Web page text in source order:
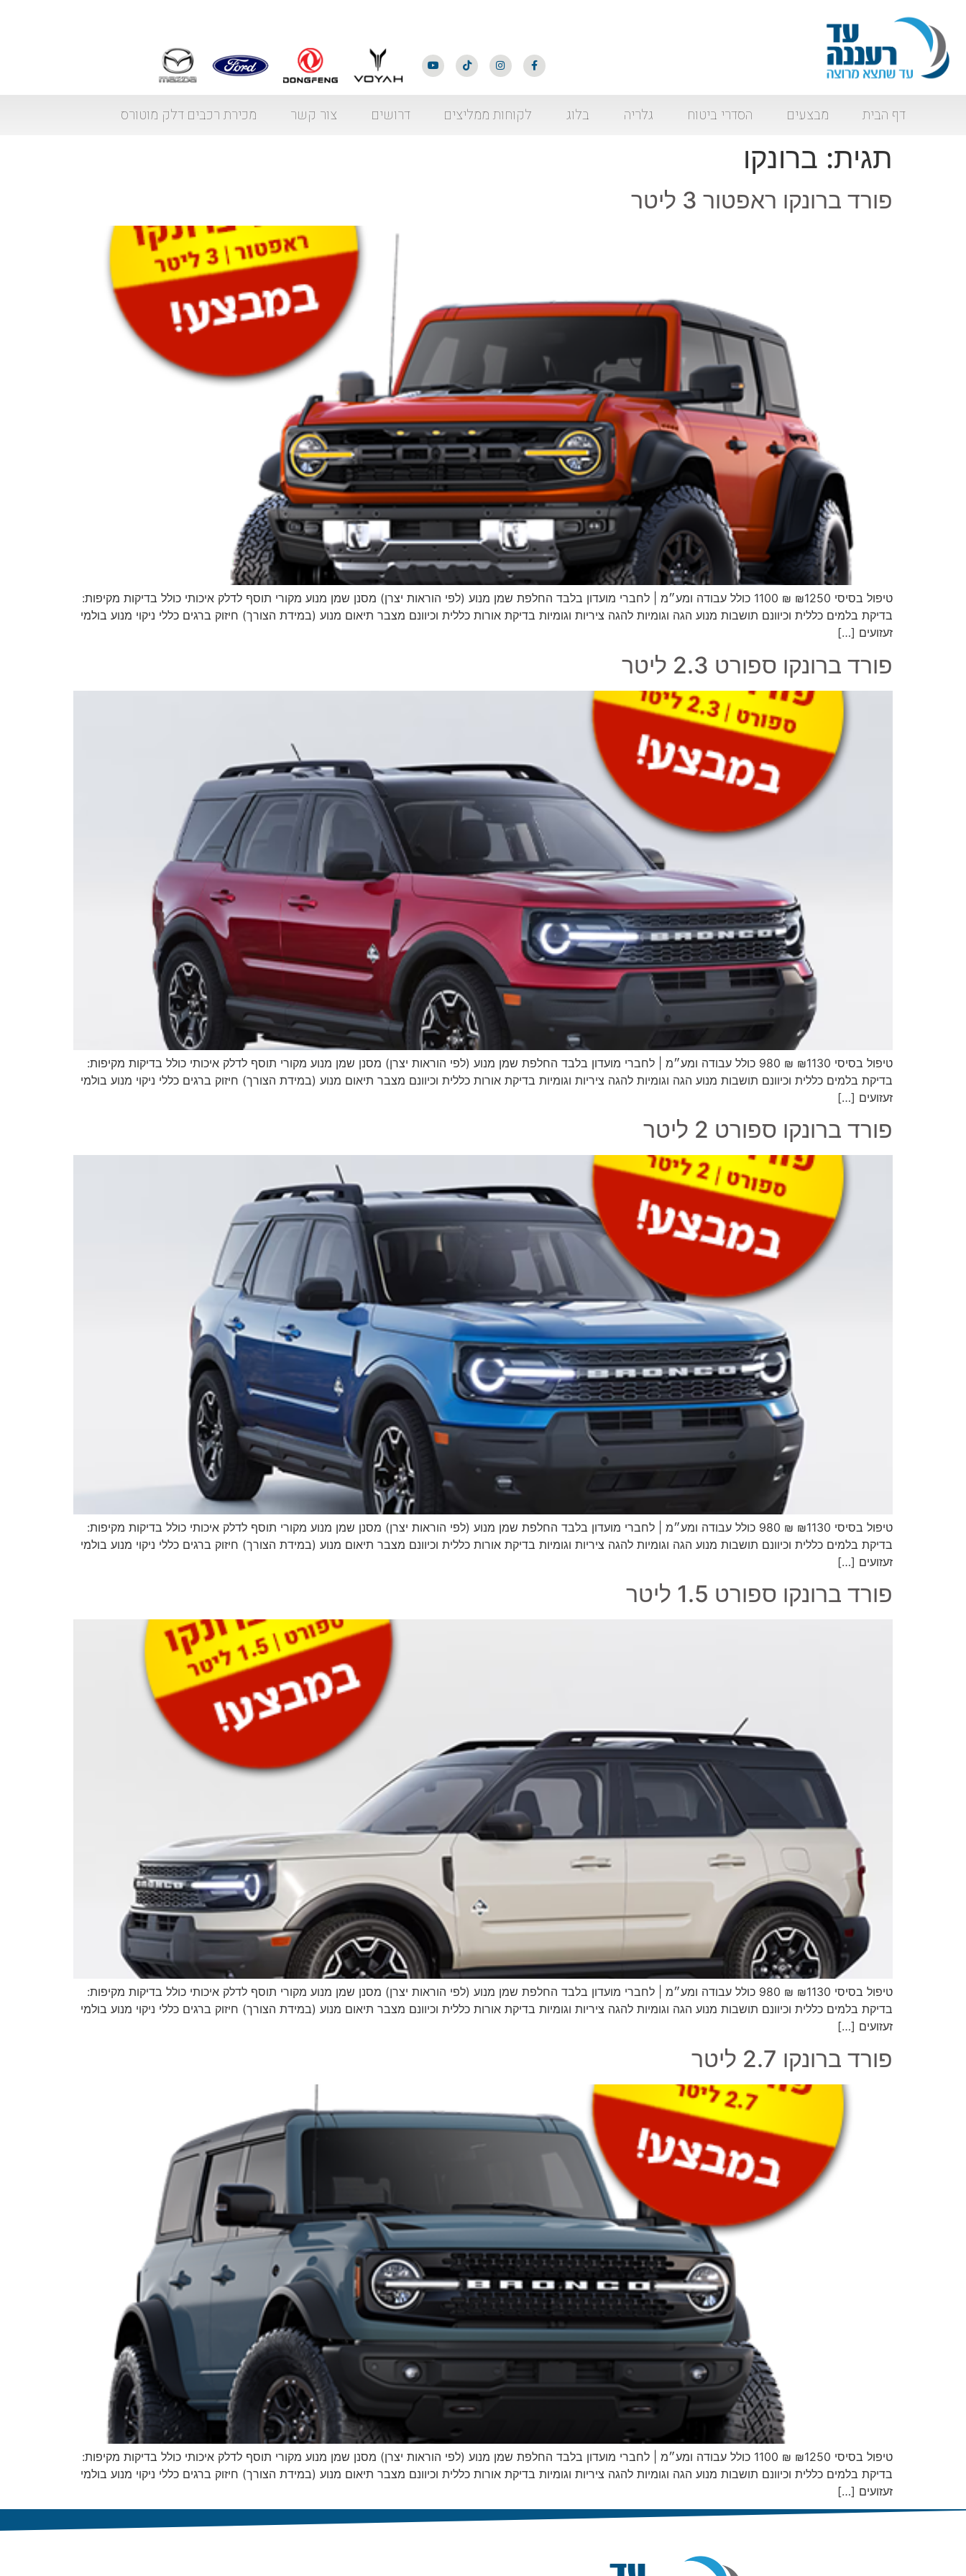
דף הבית מבצעים הסדרי ביטוח גלריה בלוג לקוחות ממליצים דרושים צור קשר מכירת רכבים דלק מוטורס
תגית: ברונקו
פורד ברונקו ראפטור 3 ליטר
טיפול בסיסי ₪1250 ₪ 1100 כולל עבודה ומע״מ | לחברי מועדון בלבד החלפת שמן מנוע (לפי הוראות יצרן) מסנן שמן מנוע מקורי תוסף לדלק איכותי כולל בדיקות מקיפות:
בדיקת בלמים כללית וכיוונם תושבות מנוע הגה וגומיות להגה ציריות וגומיות בדיקת אורות כללית וכיוונם מצבר תיאום מנוע (במידת הצורך) חיזוק ברגים כללי ניקוי מנוע בולמי
זעזועים […]
פורד ברונקו ספורט 2.3 ליטר
טיפול בסיסי ₪1130 ₪ 980 כולל עבודה ומע״מ | לחברי מועדון בלבד החלפת שמן מנוע (לפי הוראות יצרן) מסנן שמן מנוע מקורי תוסף לדלק איכותי כולל בדיקות מקיפות:
בדיקת בלמים כללית וכיוונם תושבות מנוע הגה וגומיות להגה ציריות וגומיות בדיקת אורות כללית וכיוונם מצבר תיאום מנוע (במידת הצורך) חיזוק ברגים כללי ניקוי מנוע בולמי
זעזועים […]
פורד ברונקו ספורט 2 ליטר
טיפול בסיסי ₪1130 ₪ 980 כולל עבודה ומע״מ | לחברי מועדון בלבד החלפת שמן מנוע (לפי הוראות יצרן) מסנן שמן מנוע מקורי תוסף לדלק איכותי כולל בדיקות מקיפות:
בדיקת בלמים כללית וכיוונם תושבות מנוע הגה וגומיות להגה ציריות וגומיות בדיקת אורות כללית וכיוונם מצבר תיאום מנוע (במידת הצורך) חיזוק ברגים כללי ניקוי מנוע בולמי
זעזועים […]
פורד ברונקו ספורט 1.5 ליטר
טיפול בסיסי ₪1130 ₪ 980 כולל עבודה ומע״מ | לחברי מועדון בלבד החלפת שמן מנוע (לפי הוראות יצרן) מסנן שמן מנוע מקורי תוסף לדלק איכותי כולל בדיקות מקיפות:
בדיקת בלמים כללית וכיוונם תושבות מנוע הגה וגומיות להגה ציריות וגומיות בדיקת אורות כללית וכיוונם מצבר תיאום מנוע (במידת הצורך) חיזוק ברגים כללי ניקוי מנוע בולמי
זעזועים […]
פורד ברונקו 2.7 ליטר
טיפול בסיסי ₪1250 ₪ 1100 כולל עבודה ומע״מ | לחברי מועדון בלבד החלפת שמן מנוע (לפי הוראות יצרן) מסנן שמן מנוע מקורי תוסף לדלק איכותי כולל בדיקות מקיפות:
בדיקת בלמים כללית וכיוונם תושבות מנוע הגה וגומיות להגה ציריות וגומיות בדיקת אורות כללית וכיוונם מצבר תיאום מנוע (במידת הצורך) חיזוק ברגים כללי ניקוי מנוע בולמי
זעזועים […]